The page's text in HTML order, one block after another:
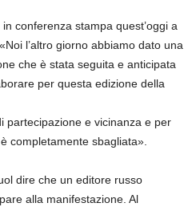
conferenza stampa quest’oggi a
l’altro giorno abbiamo dato una
che è stata seguita e anticipata
per questa edizione della
partecipazione e vicinanza e per
completamente sbagliata».
dire che un editore russo
alla manifestazione. Al